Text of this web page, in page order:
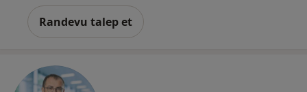
Randevu talep et